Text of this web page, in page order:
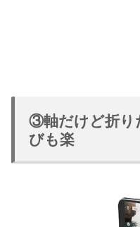
③軸だけど折り
びも楽